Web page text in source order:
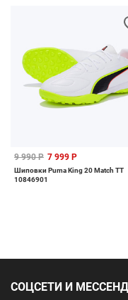
9 990 Р 7 999 Р
Шиповки Puma King 20 Match TT
10846901
СОЦСЕТИ И